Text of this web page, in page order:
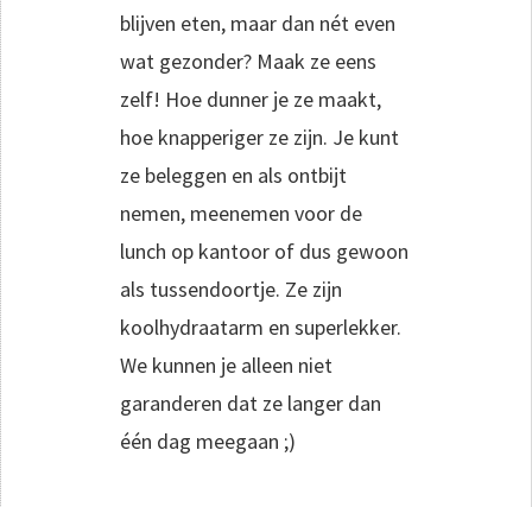
blijven eten, maar dan nét even
wat gezonder? Maak ze eens
zelf! Hoe dunner je ze maakt,
hoe knapperiger ze zijn. Je kunt
ze beleggen en als ontbijt
nemen, meenemen voor de
lunch op kantoor of dus gewoon
als tussendoortje. Ze zijn
koolhydraatarm en superlekker.
We kunnen je alleen niet
garanderen dat ze langer dan
één dag meegaan ;)